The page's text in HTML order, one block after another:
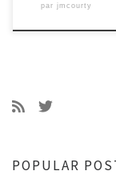
par jmcourty
POPULAR